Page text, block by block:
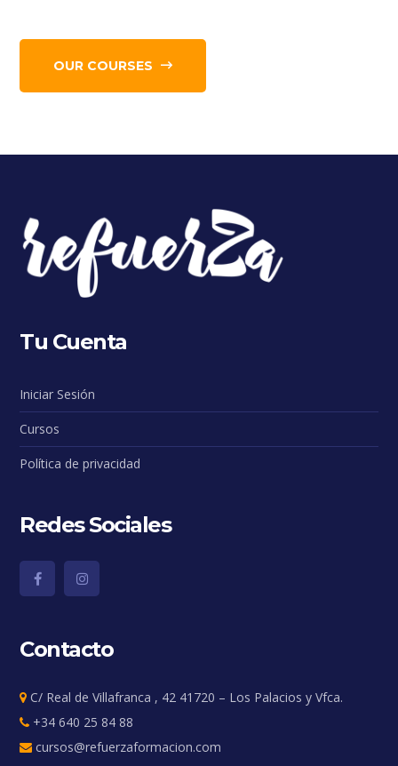
OUR COURSES
Tu Cuenta
Iniciar Sesión
Cursos
Política de privacidad
Redes Sociales
Contacto
C/ Real de Villafranca , 42 41720 – Los Palacios y Vfca.
+34 640 25 84 88
cursos@refuerzaformacion.com